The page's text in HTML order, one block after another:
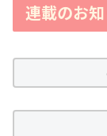
連載のお